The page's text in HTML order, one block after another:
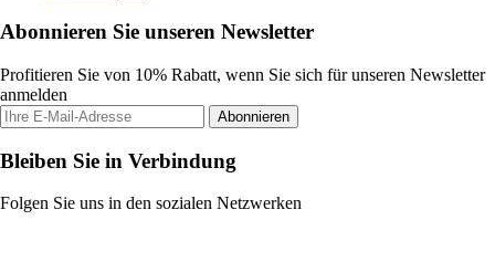
Abonnieren Sie unseren Newsletter
Profitieren Sie von 10% Rabatt, wenn Sie sich für unseren Newsletter
anmelden
Abonnieren
Bleiben Sie in Verbindung
Folgen Sie uns in den sozialen Netzwerken